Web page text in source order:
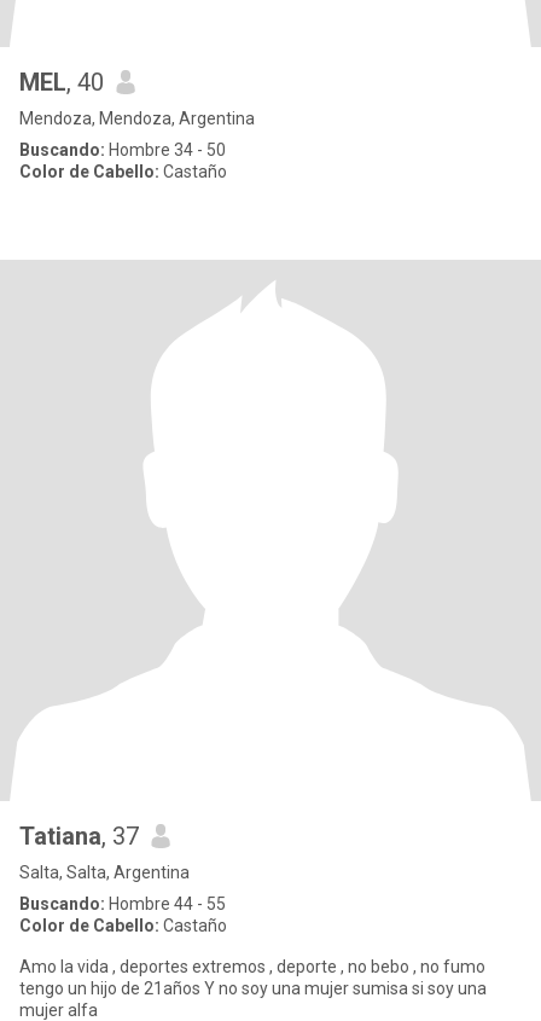
MEL, 40
Mendoza, Mendoza, Argentina
Buscando: Hombre 34 - 50
Color de Cabello: Castaño
Tatiana, 37
Salta, Salta, Argentina
Buscando: Hombre 44 - 55
Color de Cabello: Castaño
Amo la vida , deportes extremos , deporte , no bebo , no fumo
tengo un hijo de 21años Y no soy una mujer sumisa si soy una
mujer alfa